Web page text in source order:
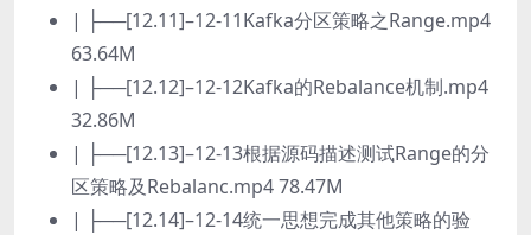
| ├──[12.11]–12-11Kafka分区策略之Range.mp4
63.64M
| ├──[12.12]–12-12Kafka的Rebalance机制.mp4
32.86M
| ├──[12.13]–12-13根据源码描述测试Range的分
区策略及Rebalanc.mp4 78.47M
| ├──[12.14]–12-14统一思想完成其他策略的验